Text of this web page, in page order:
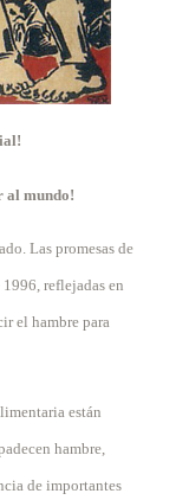
al mundo!
Las promesas de
reflejadas en
el hambre para
están
hambre,
de importantes